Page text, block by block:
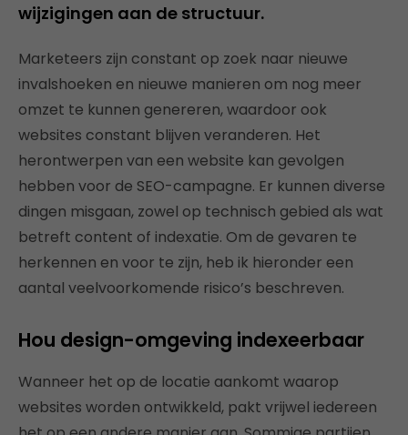
wijzigingen aan de structuur.
Marketeers zijn constant op zoek naar nieuwe
invalshoeken en nieuwe manieren om nog meer
omzet te kunnen genereren, waardoor ook
websites constant blijven veranderen. Het
herontwerpen van een website kan gevolgen
hebben voor de SEO-campagne. Er kunnen diverse
dingen misgaan, zowel op technisch gebied als wat
betreft content of indexatie. Om de gevaren te
herkennen en voor te zijn, heb ik hieronder een
aantal veelvoorkomende risico’s beschreven.
Hou design-omgeving indexeerbaar
Wanneer het op de locatie aankomt waarop
websites worden ontwikkeld, pakt vrijwel iedereen